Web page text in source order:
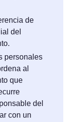
de
del
personales
al
que
del
con un